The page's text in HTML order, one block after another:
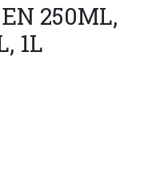
250ML,
1L